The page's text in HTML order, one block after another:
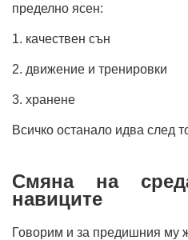
пределно ясен:
1. качествен сън
2. движение и тренировки
3. хранене
Всичко останало идва след
Смяна на
навиците
Говорим и за предишния му